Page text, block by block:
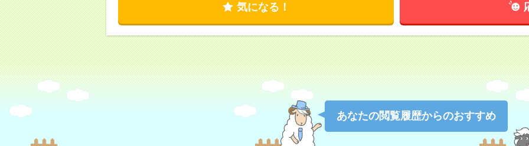
気になる！
あなたの閲覧履歴からのおすすめ